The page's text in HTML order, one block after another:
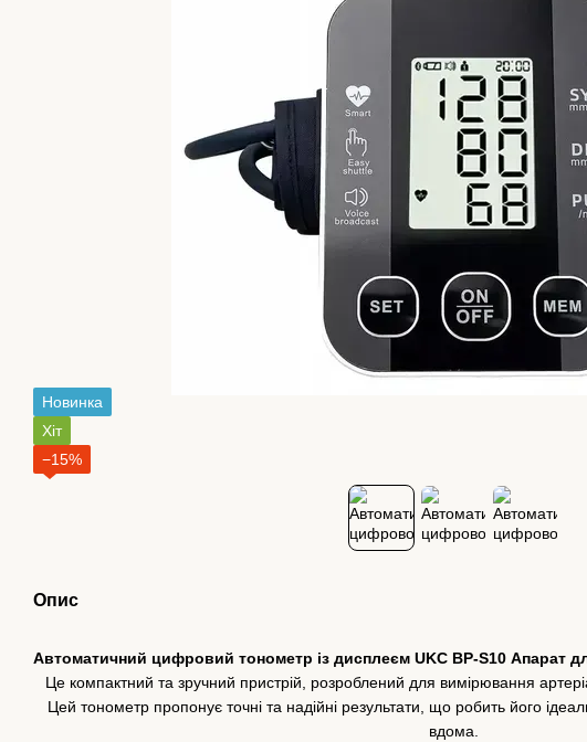
Новинка
Хіт
−15%
Опис
Автоматичний цифровий тонометр із дисплеєм UKC BP-S10 Апарат
Це компактний та зручний пристрій, розроблений для вимірювання
Цей тонометр пропонує точні та надійні результати, що робить його
вдома.